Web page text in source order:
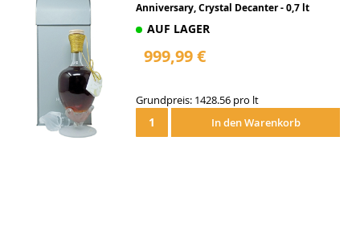
Anniversary, Crystal Decanter - 0,7 lt
AUF LAGER
999,99 €
Grundpreis: 1428.56 pro lt
In den Warenkorb